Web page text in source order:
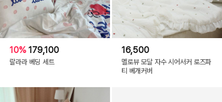
10% 179,100
랄라라 베딩 세트
16,500
멜로뷰 모달 자수 시어서커 로즈파
티 베개커버